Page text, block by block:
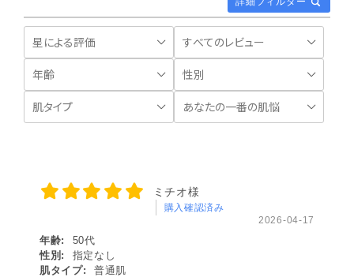
ミチオ様
購入確認済み
2026-04-17
年齢:
50代
性別:
指定なし
肌タイプ:
普通肌